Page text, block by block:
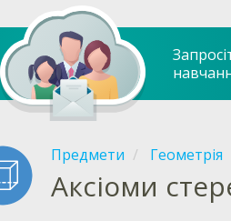
Предмети Геометрія
Аксіоми